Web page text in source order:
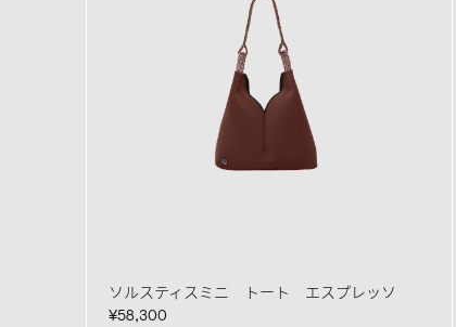
ソルスティスミニ トート エスプレッソ
¥58,300